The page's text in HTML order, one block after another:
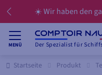
☀️ Wir haben den
MENÜ Der Spezialist für
Startseite Produkt